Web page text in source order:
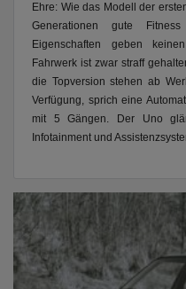
Ehre: Wie das Modell der
Generationen gute
Eigenschaften geben
Fahrwerk ist zwar straff
die Topversion stehen ab
Verfügung, sprich eine
mit 5 Gängen. Der Uno
Infotainment und